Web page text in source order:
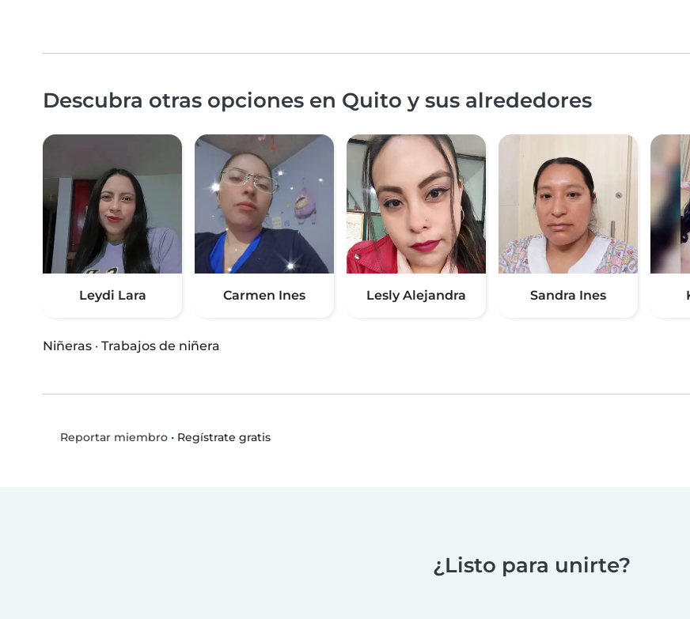
Descubra otras opciones en Quito y sus alrededores
Leydi Lara Carmen Ines Lesly Alejandra Sandra Ines
Niñeras · Trabajos de niñera
Reportar miembro• Regístrate gratis
¿Listo para unirte?